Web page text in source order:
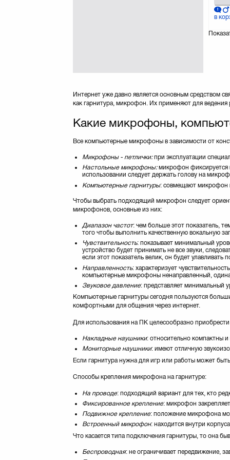
в
Интернет уже давно является основным средством
как гарнитура, микрофон. Их применяют для ведения
Какие микрофоны,
Все компьютерные микрофоны в зависимости от
Микрофоны - петлички:при эксплуатации
Настольные микрофоны:микрофон фиксируется
использовании следует держать голову на
Компьютерные гарнитуры: совмещают микрофон
Чтобы выбрать подходящий микрофон следует
микрофонов, основные из них:
Диапазон частот: чем больше этот показатель,
того чтобы выполнить качественную вокальную
Чувствительность: показывает минимальный
устройство будет принимать не все звуки,
если этот показатель велик, он будет
Направленность: характеризует
компьютерные микрофоны ненаправленный,
Звуковое давление: представляет минимальный
Компьютерные гарнитуры сегодня пользуются
комфортными для общения через интернет.
Для использования на ПК целесообразно
Накладные наушники: относительно компактны
Мониторные наушники: имеют отличную
Если гарнитура нужна для игр или работы может
Способы крепления микрофона на гарнитуре:
На проводе: подходящий вариант для тех, кто
Фиксированное крепление: микрофон
Подвижное крепление: положение микрофона
Встроенный микрофон: находится внутри
Что касается типа подключения гарнитуры, то она
Беспроводная: не ограничивает передвижение,